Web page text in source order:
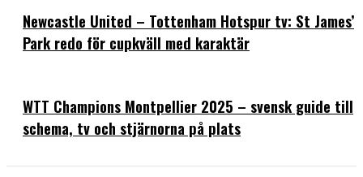
Newcastle United – Tottenham Hotspur tv: St James’
Park redo för cupkväll med karaktär
WTT Champions Montpellier 2025 – svensk guide till
schema, tv och stjärnorna på plats